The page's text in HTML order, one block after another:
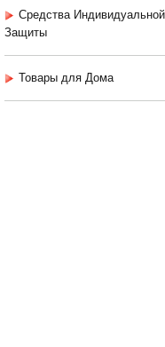
Средства Индивидуальной
Защиты
Товары для Дома